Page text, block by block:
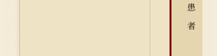
患
者